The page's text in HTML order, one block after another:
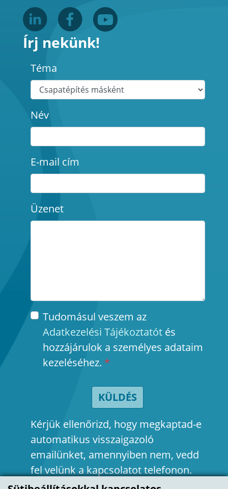
Írj nekünk!
Téma
Név
E-mail cím
Üzenet
Tudomásul veszem az
Adatkezelési Tájékoztatótés
hozzájárulok a személyes adataim
kezeléséhez. *
KÜLDÉS
Kérjük ellenőrizd, hogy megkaptad-e
automatikus visszaigazoló
emailünket, amennyiben nem, vedd
fel velünk a kapcsolatot telefonon.